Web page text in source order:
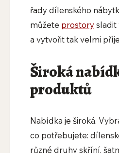
řady dílenského
můžete prostorysladit
a vytvořit tak velmi
Široká
produktů
Nabídka je široká.
co potřebujete:
různé druhy skříní,